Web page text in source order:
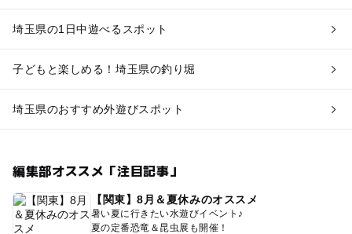
埼玉県の1日中遊べるスポット
子どもと楽しめる！埼玉県の釣り堀
埼玉県のおすすめ外遊びスポット
編集部オススメ「注目記事」
【関東】8月＆夏休みのオススメ
暑い夏に行きたい水遊びイベント♪
夏の定番恐竜＆昆虫展も開催！